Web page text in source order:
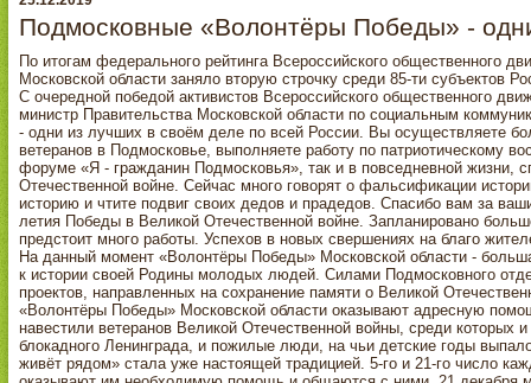
Подмосковные «Волонтёры Победы» -
По итогам федерального рейтинга Всероссийского общественного
Московской области заняло вторую строчку среди 85-ти субъектов
С очередной победой активистов Всероссийского общественного
министр Правительства Московской области по социальным
- одни из лучших в своём деле по всей России. Вы осуществляете
ветеранов в Подмосковье, выполняете работу по патриотическому
форуме «Я - гражданин Подмосковья», так и в повседневной жизни,
Отечественной войне. Сейчас много говорят о фальсификации
историю и чтите подвиг своих дедов и прадедов. Спасибо вам за
летия Победы в Великой Отечественной войне. Запланировано
предстоит много работы. Успехов в новых свершениях на благо
На данный момент «Волонтёры Победы» Московской области -
к истории своей Родины молодых людей. Силами Подмосковного
проектов, направленных на сохранение памяти о Великой
«Волонтёры Победы» Московской области оказывают адресную
навестили ветеранов Великой Отечественной войны, среди которых
блокадного Ленинграда, и пожилые люди, на чьи детские годы
живёт рядом» стала уже настоящей традицией. 5-го и 21-го число